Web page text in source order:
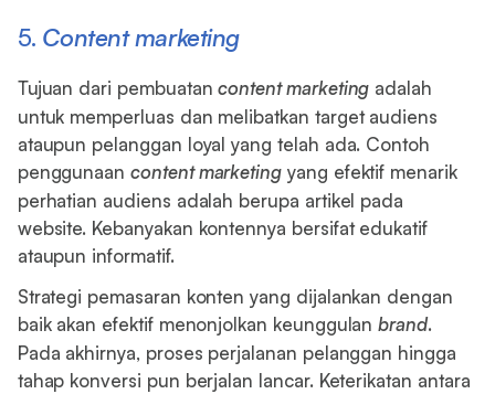
5. Content marketing
Tujuan dari pembuatancontent marketing adalah
untuk memperluas dan melibatkan target audiens
ataupun pelanggan loyal yang telah ada. Contoh
penggunaancontent marketing yang efektif menarik
perhatian audiens adalah berupa artikel pada
website. Kebanyakan kontennya bersifat edukatif
ataupun informatif.
Strategi pemasaran konten yang dijalankan dengan
baik akan efektif menonjolkan keunggulanbrand.
Pada akhirnya, proses perjalanan pelanggan hingga
tahap konversi pun berjalan lancar. Keterikatan antara